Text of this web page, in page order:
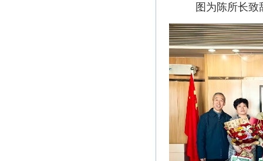
图为陈所长致